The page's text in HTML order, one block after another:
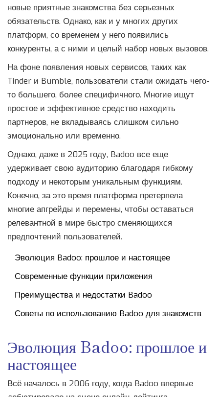
новые приятные знакомства без серьезных
обязательств. Однако, как и у многих других
платформ, со временем у него появились
конкуренты, а с ними и целый набор новых вызовов.
На фоне появления новых сервисов, таких как
Tinder и Bumble, пользователи стали ожидать чего-
то большего, более специфичного. Многие ищут
простое и эффективное средство находить
партнеров, не вкладываясь слишком сильно
эмоционально или временно.
Однако, даже в 2025 году, Badoo все еще
удерживает свою аудиторию благодаря гибкому
подходу и некоторым уникальным функциям.
Конечно, за это время платформа претерпела
многие апгрейды и перемены, чтобы оставаться
релевантной в мире быстро сменяющихся
предпочтений пользователей.
Эволюция Badoo: прошлое и настоящее
Современные функции приложения
Преимущества и недостатки Badoo
Советы по использованию Badoo для знакомств
Эволюция Badoo: прошлое и
настоящее
Всё началось в 2006 году, когда Badoo впервые